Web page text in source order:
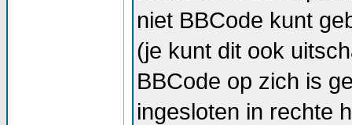
niet BBCode kunt
(je kunt dit ook
BBCode op zich is
ingesloten in rechte